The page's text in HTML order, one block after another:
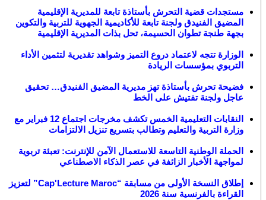
مستجدات قضية التحرش بأستاذة تابعة للمديرية الإقليمية
المضيق الفنيدق ولجنة تابعة للأكاديمية الجهوية للتربية والتكوين
بجهة طنجة تطوان الحسيمة، تحل بذات المديرية الإقليمية
الوزارة تتجه لاعتماد دروع التميز وشواهد تقديرية لتثمين الأداء
التربوي بمؤسسات الريادة
فضيحة تحرش بأستاذة تهز مديرية المضيق الفنيدق… تحقيق
عاجل ولجنة تفتيش على الخط
النقابات التعليمية الخمس تكشف مخرجات اجتماع 12 فبراير مع
وزارة التربية والتعليم وتطالب بتسريع تنزيل الالتزامات
الحملة الوطنية التاسعة للاستعمال الآمن للإنترنت: تعبئة تربوية
لمواجهة الأخبار الزائفة في عصر الذكاء الاصطناعي
إطلاق النسخة الأولى من مسابقة “Cap'Lecture Maroc” لتعزيز
القراءة بالفرنسية سنة 2026